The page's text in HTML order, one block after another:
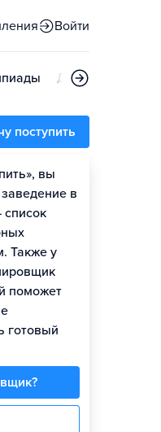
Войти
Дни открытых
поступить
вы
в
Также у
поможет
готовый
шансы